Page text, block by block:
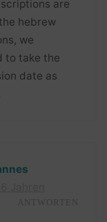
are
hebrew
we
to take the
date as